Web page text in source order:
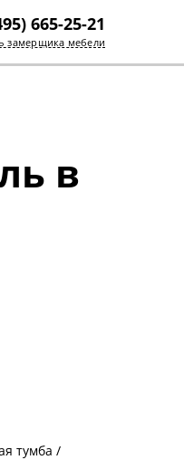
665-25-21
замерщика мебели
в
тумба /